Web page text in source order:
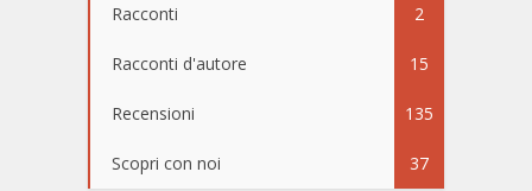
Racconti 2
Racconti d'autore 15
Recensioni 135
Scopri con noi 37